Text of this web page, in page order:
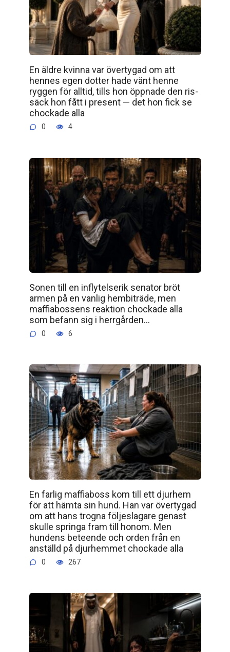
En äldre kvinna var övertygad om att
hennes egen dotter hade vänt henne
ryggen för alltid, tills hon öppnade den ris­
säck hon fått i present — det hon fick se
chockade alla
0 4
Sonen till en inflytelserik senator bröt
armen på en vanlig hembiträde, men
maffiabossens reaktion chockade alla
som befann sig i herrgården…
0 6
En farlig maffiaboss kom till ett djurhem
för att hämta sin hund. Han var övertygad
om att hans trogna följeslagare genast
skulle springa fram till honom. Men
hundens beteende och orden från en
anställd på djurhemmet chockade alla
0 267